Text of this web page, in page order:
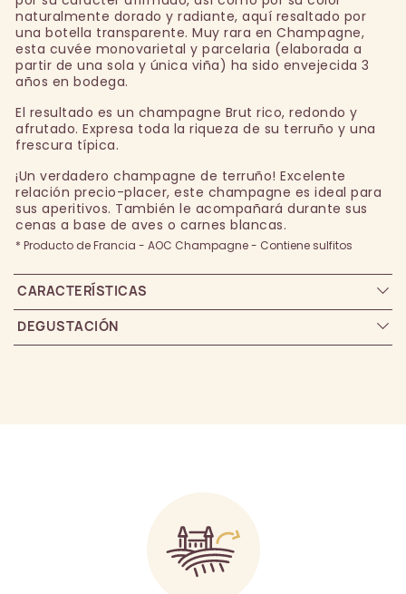
naturalmente dorado y radiante, aquí resaltado por
una botella transparente. Muy rara en Champagne,
esta cuvée monovarietal y parcelaria (elaborada a
partir de una sola y única viña) ha sido envejecida 3
años en bodega.
El resultado es un champagne Brut rico, redondo y
afrutado. Expresa toda la riqueza de su terruño y una
frescura típica.
¡Un verdadero champagne de terruño! Excelente
relación precio-placer, este champagne es ideal para
sus aperitivos. También le acompañará durante sus
cenas a base de aves o carnes blancas.
* Producto de Francia - AOC Champagne - Contiene sulfitos
CARACTERÍSTICAS
DEGUSTACIÓN